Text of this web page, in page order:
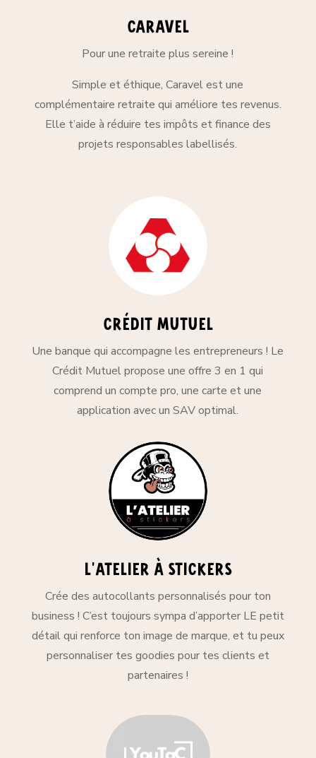
Caravel
Pour une retraite plus sereine !
Simple et éthique, Caravel est une
complémentaire retraite qui améliore tes revenus.
Elle t’aide à réduire tes impôts et finance des
projets responsables labellisés.
crédit mutuel
Une banque qui accompagne les entrepreneurs ! Le
Crédit Mutuel propose une offre 3 en 1 qui
comprend un compte pro, une carte et une
application avec un SAV optimal.
L'atelier à stickers
Crée des autocollants personnalisés pour ton
business ! C’est toujours sympa d’apporter LE petit
détail qui renforce ton image de marque, et tu peux
personnaliser tes goodies pour tes clients et
partenaires !